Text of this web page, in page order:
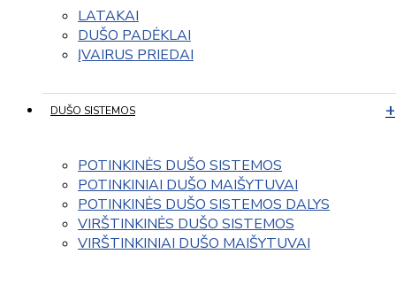
LATAKAI
DUŠO PADĖKLAI
ĮVAIRUS PRIEDAI
DUŠO SISTEMOS
POTINKINĖS DUŠO SISTEMOS
POTINKINIAI DUŠO MAIŠYTUVAI
POTINKINĖS DUŠO SISTEMOS DALYS
VIRŠTINKINĖS DUŠO SISTEMOS
VIRŠTINKINIAI DUŠO MAIŠYTUVAI